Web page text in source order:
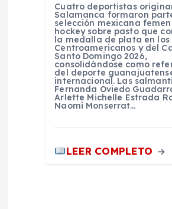
Cuatro deportistas
Salamanca formaron
selección mexicana
hockey sobre pasto que
la medalla de plata en los
Centroamericanos y del
Santo Domingo 2026,
consolidándose como
del deporte
internacional. Las
Fernanda Oviedo
Arlette Michelle Estrada
Naomi Monserrat…
LEER COMPLETO